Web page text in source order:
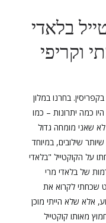
בלאדי
וקריפי
בחרנו במלון
כמה יתרונות – כמו
שאני מומחה גדול
שילובים, במיוחד
על הקוקטייל "בלאדי
של בלאדי מרי
שכחתי לקרוא את
אלא שלא הייתי מוכן
מאותו קוקטייל